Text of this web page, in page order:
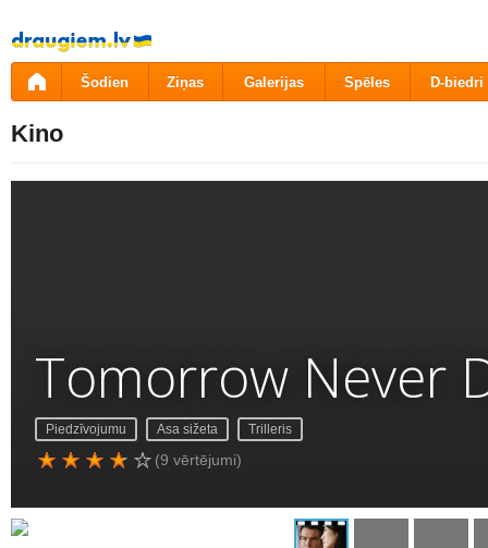
Pāriet
uz
saturu
Šodien Ziņas Galerijas Spēles D-biedri
Kino
Tomorrow Never
Piedzīvojumu Asa sižeta Trilleris
(9 vērtējumi)